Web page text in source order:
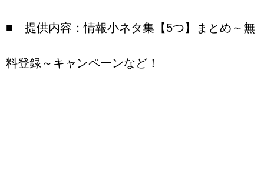
■ 提供内容：情報小ネタ集【5つ】まとめ～無
料登録～キャンペーンなど！